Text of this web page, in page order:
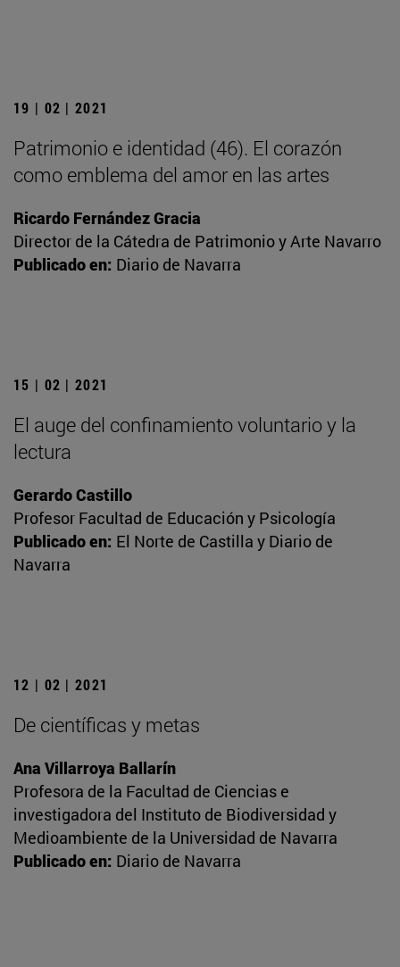
19 | 02 | 2021
Patrimonio e identidad (46). El corazón
como emblema del amor en las artes
Ricardo Fernández Gracia
Director de la Cátedra de Patrimonio y Arte Navarro
Publicado en: Diario de Navarra
15 | 02 | 2021
El auge del confinamiento voluntario y la
lectura
Gerardo Castillo
Profesor Facultad de Educación y Psicología
Publicado en: El Norte de Castilla y Diario de
Navarra
12 | 02 | 2021
De científicas y metas
Ana Villarroya Ballarín
Profesora de la Facultad de Ciencias e
investigadora del Instituto de Biodiversidad y
Medioambiente de la Universidad de Navarra
Publicado en: Diario de Navarra